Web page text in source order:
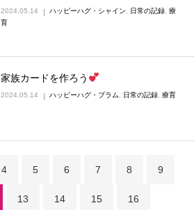
2024.05.14 ハッピーハグ・シャイン 日常の記録 療
育
家族カードを作ろう
2024.05.14 ハッピーハグ・プラム 日常の記録 療育
4 5 6 7 8 9
13 14 15 16